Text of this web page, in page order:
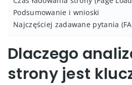
Podsumowanie i wnioski
Najczęściej zadawane pytania
Dlaczego
strony jest